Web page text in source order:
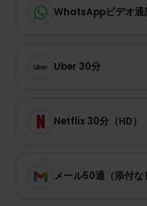
WhatsAppビデオ通
Uber 30分
Netflix 30分（HD）
メール50通（添付な